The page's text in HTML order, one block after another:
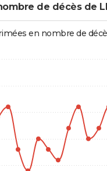
de décès de
en nombre de